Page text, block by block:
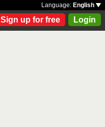
Language: English
Sign up for free Login